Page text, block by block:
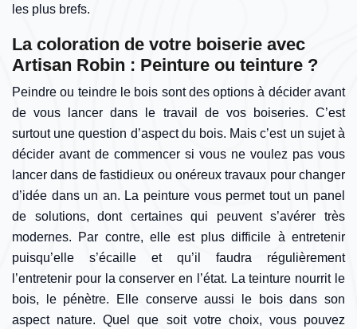
les plus brefs.
La coloration de votre boiserie avec
Artisan Robin : Peinture ou teinture ?
Peindre ou teindre le bois sont des options à décider avant
de vous lancer dans le travail de vos boiseries. C’est
surtout une question d’aspect du bois. Mais c’est un sujet à
décider avant de commencer si vous ne voulez pas vous
lancer dans de fastidieux ou onéreux travaux pour changer
d’idée dans un an. La peinture vous permet tout un panel
de solutions, dont certaines qui peuvent s’avérer très
modernes. Par contre, elle est plus difficile à entretenir
puisqu’elle s’écaille et qu’il faudra régulièrement
l’entretenir pour la conserver en l’état. La teinture nourrit le
bois, le pénètre. Elle conserve aussi le bois dans son
aspect nature. Quel que soit votre choix, vous pouvez